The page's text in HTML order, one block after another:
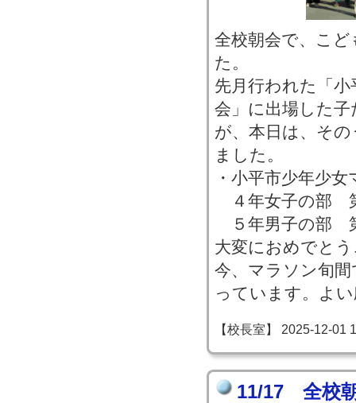
全校朝会で、こ
た。
先月行われた「
会」に出場した
が、本日は、そ
ました。
・小平市少年少
４年女子の部
５年男子の部
大変におめでと
今、マラソン旬
っています。よ
【校長室】 2025-12-01
11/17 全校